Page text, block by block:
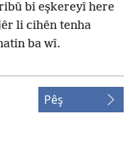
bi eşkereyî here
li cihên tenha
ba wî.
Pêş